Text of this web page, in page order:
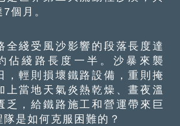
個月。
綫受風沙影響的段落長度達
佔綫路長度一半。沙暴來襲
，輕則損壞鐵路設備，重則掩
上當地天氣炎熱乾燥、晝夜溫
乏，給鐵路施工和營運帶來巨
是如何克服困難的？